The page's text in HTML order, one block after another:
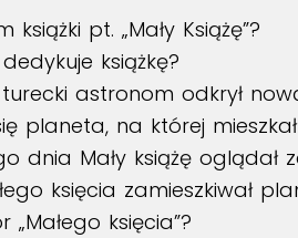
pt. „Mały Książę”?
książkę?
astronom odkrył
planeta, na której mieszkał
dnia Mały książę oglądał
księcia zamieszkiwał
księcia”?